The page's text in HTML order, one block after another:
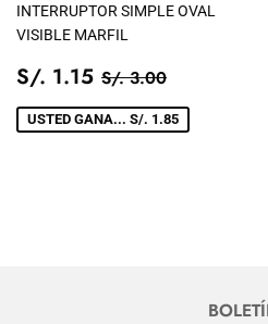
INTERRUPTOR SIMPLE OVAL
VISIBLE MARFIL
PRECIO
DE
VENTA
S/. 1.15 S/.
1.15
PRECIO TIENDA
S/. 3.00
USTED GANA... S/. 1.85